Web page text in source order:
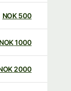
500
NOK
1000
NOK
2000
NOK